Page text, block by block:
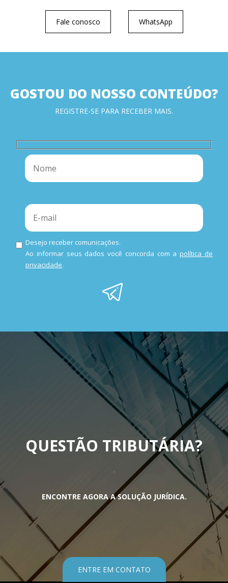
Fale conosco WhatsApp
GOSTOU DO NOSSO CONTEÚDO?
REGISTRE-SE PARA RECEBER MAIS.
Desejo receber comunicações.
Ao informar seus dados você concorda com apolítica de
privacidade.
QUESTÃO TRIBUTÁRIA?
ENCONTRE AGORA A SOLUÇÃO JURÍDICA.
ENTRE EM CONTATO